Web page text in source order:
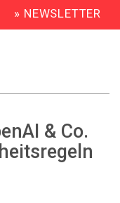
» NEWSLETTER
& Co.